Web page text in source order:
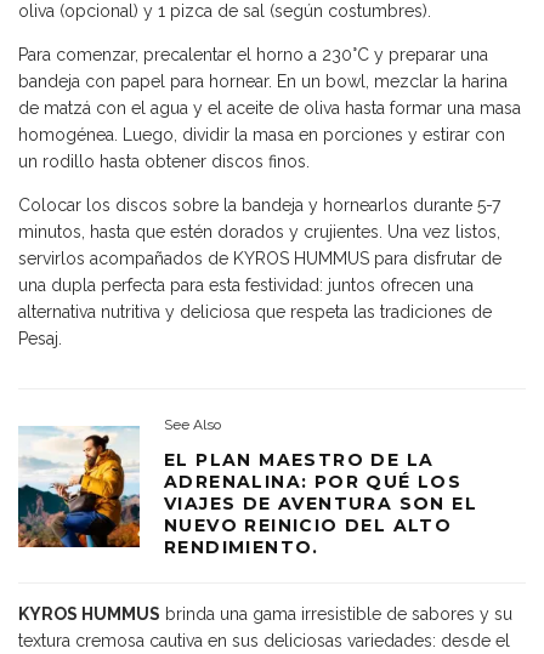
oliva (opcional) y 1 pizca de sal (según costumbres).
Para comenzar, precalentar el horno a 230°C y preparar una
bandeja con papel para hornear. En un bowl, mezclar la harina
de matzá con el agua y el aceite de oliva hasta formar una masa
homogénea. Luego, dividir la masa en porciones y estirar con
un rodillo hasta obtener discos finos.
Colocar los discos sobre la bandeja y hornearlos durante 5-7
minutos, hasta que estén dorados y crujientes. Una vez listos,
servirlos acompañados de KYROS HUMMUS para disfrutar de
una dupla perfecta para esta festividad: juntos ofrecen una
alternativa nutritiva y deliciosa que respeta las tradiciones de
Pesaj.
See Also
EL PLAN MAESTRO DE LA
ADRENALINA: POR QUÉ LOS
VIAJES DE AVENTURA SON EL
NUEVO REINICIO DEL ALTO
RENDIMIENTO.
KYROS HUMMUS brinda una gama irresistible de sabores y su
textura cremosa cautiva en sus deliciosas variedades: desde el